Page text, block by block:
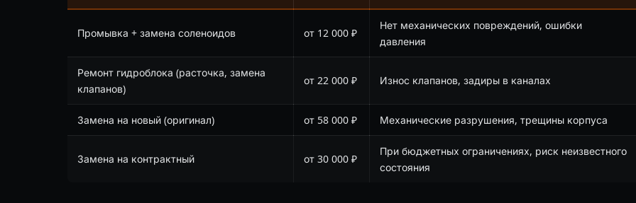
Промывка + замена соленоидов от 12 000 ₽
Нет механических повреждений, ошибки
давления
Ремонт гидроблока (расточка, замена
клапанов)
от 22 000 ₽ Износ клапанов, задиры в каналах
Замена на новый (оригинал) от 58 000 ₽ Механические разрушения, трещины корпуса
Замена на контрактный от 30 000 ₽
При бюджетных ограничениях, риск неизвестного
состояния